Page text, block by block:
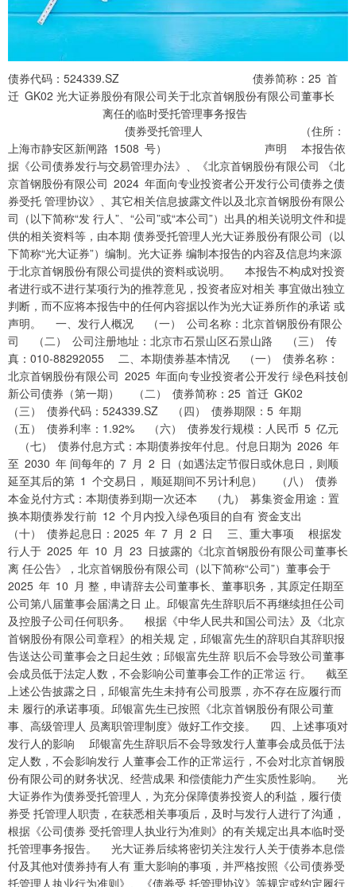
债券代码：524339.SZ 债券简称：25 首
迁 GK02 光大证券股份有限公司关于北京首钢股份有限公司董事长
离任的临时受托管理事务报告
债券受托管理人 （住所：
上海市静安区新闸路 1508 号） 声明 本报告依
据《公司债券发行与交易管理办法》、《北京首钢股份有限公司 《北
京首钢股份有限公司 2024 年面向专业投资者公开发行公司债券之债
券受托 管理协议》、其它相关信息披露文件以及北京首钢股份有限公
司（以下简称“发 行人”、“公司”或“本公司”）出具的相关说明文件和提
供的相关资料等，由本期 债券受托管理人光大证券股份有限公司（以
下简称“光大证券”）编制。光大证券 编制本报告的内容及信息均来源
于北京首钢股份有限公司提供的资料或说明。 本报告不构成对投资
者进行或不进行某项行为的推荐意见，投资者应对相关 事宜做出独立
判断，而不应将本报告中的任何内容据以作为光大证券所作的承诺 或
声明。 一、发行人概况 （一） 公司名称：北京首钢股份有限公
司 （二） 公司注册地址：北京市石景山区石景山路 （三） 传
真：010-88292055 二、本期债券基本情况 （一） 债券名称：
北京首钢股份有限公司 2025 年面向专业投资者公开发行 绿色科技创
新公司债券（第一期） （二） 债券简称：25 首迁 GK02
（三） 债券代码：524339.SZ （四） 债券期限：5 年期
（五） 债券利率：1.92% （六） 债券发行规模：人民币 5 亿元
（七） 债券付息方式：本期债券按年付息。付息日期为 2026 年
至 2030 年 间每年的 7 月 2 日（如遇法定节假日或休息日，则顺
延至其后的第 1 个交易日， 顺延期间不另计利息） （八） 债券
本金兑付方式：本期债券到期一次还本 （九） 募集资金用途：置
换本期债券发行前 12 个月内投入绿色项目的自有 资金支出
（十） 债券起息日：2025 年 7 月 2 日 三、重大事项 根据发
行人于 2025 年 10 月 23 日披露的《北京首钢股份有限公司董事长
离 任公告》，北京首钢股份有限公司（以下简称“公司”）董事会于
2025 年 10 月 整，申请辞去公司董事长、董事职务，其原定任期至
公司第八届董事会届满之日 止。邱银富先生辞职后不再继续担任公司
及控股子公司任何职务。 根据《中华人民共和国公司法》及《北京
首钢股份有限公司章程》的相关规 定，邱银富先生的辞职自其辞职报
告送达公司董事会之日起生效；邱银富先生辞 职后不会导致公司董事
会成员低于法定人数，不会影响公司董事会工作的正常运 行。 截至
上述公告披露之日，邱银富先生未持有公司股票，亦不存在应履行而
未 履行的承诺事项。邱银富先生已按照《北京首钢股份有限公司董
事、高级管理人 员离职管理制度》做好工作交接。 四、上述事项对
发行人的影响 邱银富先生辞职后不会导致发行人董事会成员低于法
定人数，不会影响发行 人董事会工作的正常运行，不会对北京首钢股
份有限公司的财务状况、经营成果 和偿债能力产生实质性影响。 光
大证券作为债券受托管理人，为充分保障债券投资人的利益，履行债
券受 托管理人职责，在获悉相关事项后，及时与发行人进行了沟通，
根据《公司债券 受托管理人执业行为准则》的有关规定出具本临时受
托管理事务报告。 光大证券后续将密切关注发行人关于债券本息偿
付及其他对债券持有人有 重大影响的事项，并严格按照《公司债券受
托管理人执业行为准则》、《债券受 托管理协议》等规定或约定履行